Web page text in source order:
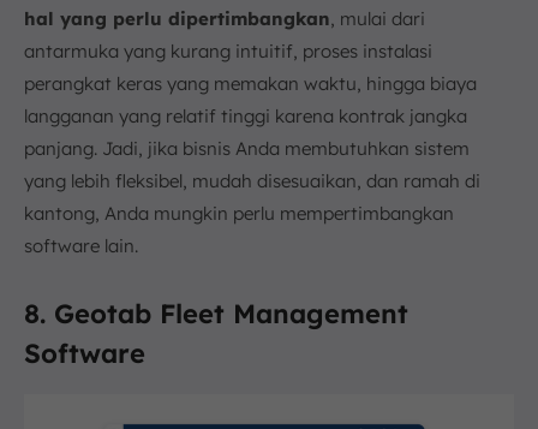
hal yang perlu dipertimbangkan, mulai dari
antarmuka yang kurang intuitif, proses instalasi
perangkat keras yang memakan waktu, hingga biaya
langganan yang relatif tinggi karena kontrak jangka
panjang. Jadi, jika bisnis Anda membutuhkan sistem
yang lebih fleksibel, mudah disesuaikan, dan ramah di
kantong, Anda mungkin perlu mempertimbangkan
software lain.
8. Geotab Fleet Management
Software